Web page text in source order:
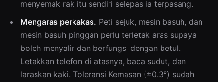
menyemak rak itu sendiri selepas ia terpasang.
Mengaras perkakas. Peti sejuk, mesin basuh, dan
mesin basuh pinggan perlu terletak aras supaya
boleh menyalir dan berfungsi dengan betul.
Letakkan telefon di atasnya, baca sudut, dan
laraskan kaki. Toleransi Kemasan (±0.3°) sudah